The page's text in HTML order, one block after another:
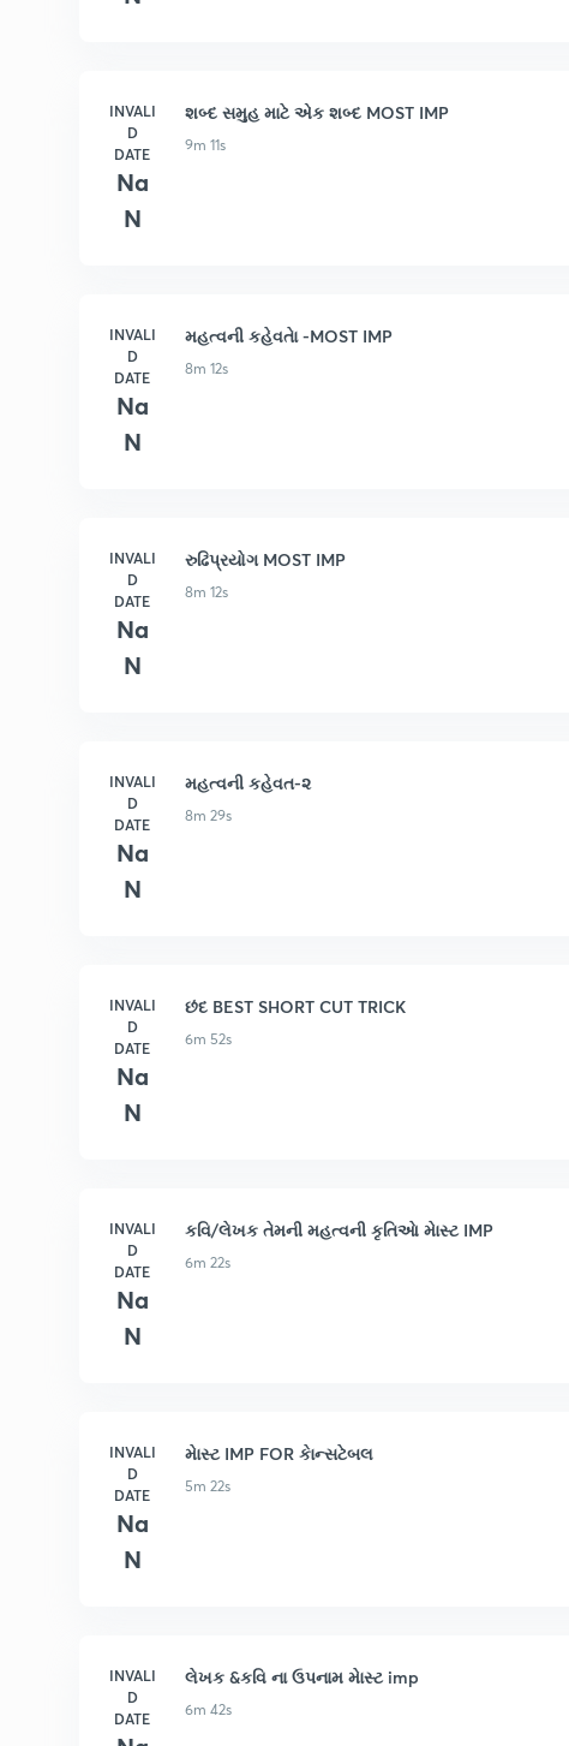
INVALI
D
DATE
Na
N
શબ્દ સમુહ માટે એક શબ્દ MOST IMP
9m 11s
INVALI
D
DATE
Na
N
મહત્વની કહેવતાે -MOST IMP
8m 12s
INVALI
D
DATE
Na
N
રુઢિપ્રયોગ MOST IMP
8m 12s
INVALI
D
DATE
Na
N
મહત્વની કહેવત-૨
8m 29s
INVALI
D
DATE
Na
N
છંદ BEST SHORT CUT TRICK
6m 52s
INVALI
D
DATE
Na
N
કવિ/લેખક તેમની મહત્વની કૃતિઆે માેસ્ટ IMP
6m 22s
INVALI
D
DATE
Na
N
માેસ્ટ IMP FOR કાેન્સટેબલ
5m 22s
INVALI
D
DATE
લેખક &કવિ ના ઉપનામ માેસ્ટ imp
6m 42s